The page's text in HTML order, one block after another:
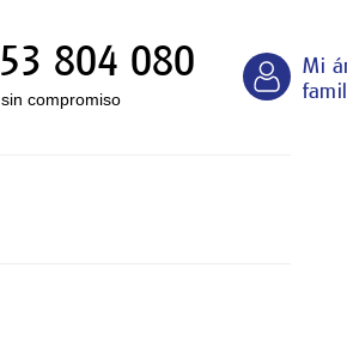
804 080
compromiso
Mi